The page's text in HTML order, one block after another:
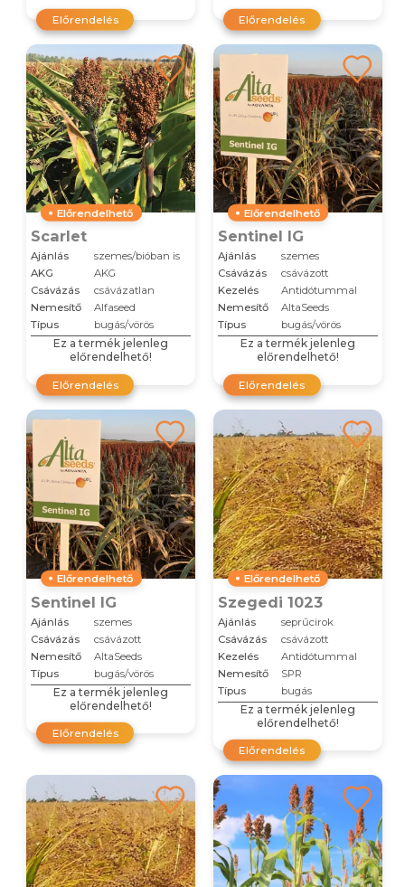
Előrendelés Előrendelés
Előrendelhető
Scarlet
Ajánlás
szemes/bióban is
AKG
AKG
Csávázás
csávázatlan
Nemesítő
Alfaseed
Típus
bugás/vörös
Ez a termék jelenleg
előrendelhető!
Előrendelés
Előrendelhető
Sentinel IG
Ajánlás
szemes
Csávázás
csávázott
Kezelés
Antidótummal
Nemesítő
AltaSeeds
Típus
bugás/vörös
Ez a termék jelenleg
előrendelhető!
Előrendelés
Előrendelhető
Sentinel IG
Ajánlás
szemes
Csávázás
csávázott
Nemesítő
AltaSeeds
Típus
bugás/vörös
Ez a termék jelenleg
előrendelhető!
Előrendelés
Előrendelhető
Szegedi 1023
Ajánlás
seprűcirok
Csávázás
csávázott
Kezelés
Antidótummal
Nemesítő
SPR
Típus
bugás
Ez a termék jelenleg
előrendelhető!
Előrendelés